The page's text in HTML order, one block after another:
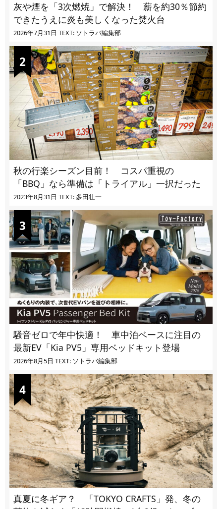
灰や煙を「3次燃焼」で解決！ 薪を約30％節約
できたうえに炎も美しくなった焚火台
2026年7月31日 TEXT: ソトラバ編集部
秋の行楽シーズン目前！ コスパ重視の
「BBQ」なら準備は「トライアル」一択だった
2023年8月31日 TEXT: 多田壮一
騒音ゼロで年中快適！ 車中泊ベースに注目の
最新EV「Kia PV5」専用ベッドキット登場
2026年8月5日 TEXT: ソトラバ編集部
真夏に冬ギア？ 「TOKYO CRAFTS」発、冬の